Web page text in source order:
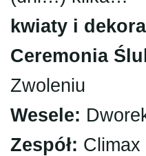
kwiaty i
Ceremonia
Zwoleniu
Wesele:
Zespół: Climax